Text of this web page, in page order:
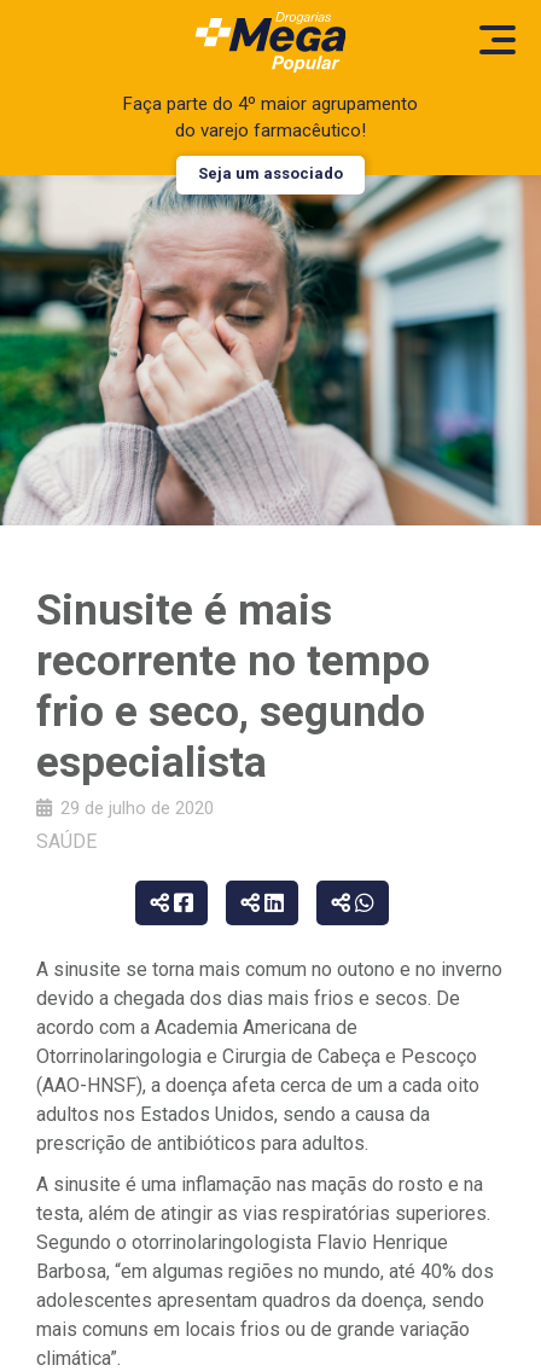
Faça parte do 4º maior agrupamento
do varejo farmacêutico!
Seja um associado
Sinusite é mais
recorrente no tempo
frio e seco, segundo
especialista
29 de julho de 2020
SAÚDE
A sinusite se torna mais comum no outono e no inverno
devido a chegada dos dias mais frios e secos. De
acordo com a Academia Americana de
Otorrinolaringologia e Cirurgia de Cabeça e Pescoço
(AAO-HNSF), a doença afeta cerca de um a cada oito
adultos nos Estados Unidos, sendo a causa da
prescrição de antibióticos para adultos.
A sinusite é uma inflamação nas maçãs do rosto e na
testa, além de atingir as vias respiratórias superiores.
Segundo o otorrinolaringologista Flavio Henrique
Barbosa, “em algumas regiões no mundo, até 40% dos
adolescentes apresentam quadros da doença, sendo
mais comuns em locais frios ou de grande variação
climática”.